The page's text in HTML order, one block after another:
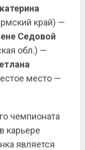
край) —
Седовой
обл.) —
место —
чемпионата
карьере
является